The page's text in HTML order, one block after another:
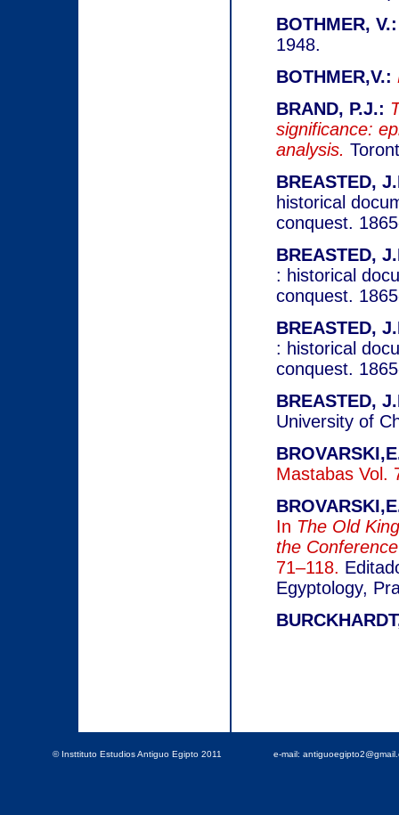
BOTHMER, V.:
1948.
BOTHMER,V.:
BRAND, P.J.:
significance:
analysis.
BREASTED,
historical
conquest.
BREASTED,
: historical
conquest.
BREASTED,
: historical
conquest.
BREASTED,
University of
Mastabas Vol.
In The Old
the
71–118.
Egyptology,
© Insttituto Estudios Antiguo Egipto 2011 e-mail: